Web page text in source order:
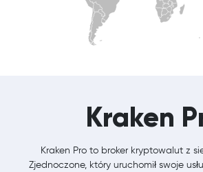
Kraken
Kraken Pro to broker kryptowalut z
Zjednoczone, który uruchomił swoje